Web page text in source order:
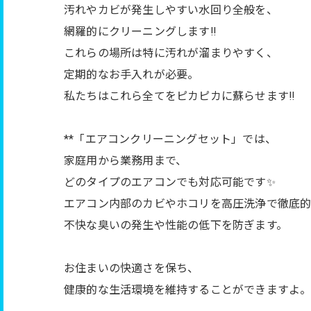
汚れやカビが発生しやすい水回り全般を、
網羅的にクリーニングします‼︎
これらの場所は特に汚れが溜まりやすく、
定期的なお手入れが必要。
私たちはこれら全てをピカピカに蘇らせます‼︎
**「エアコンクリーニングセット」では、
家庭用から業務用まで、
どのタイプのエアコンでも対応可能です✨
エアコン内部のカビやホコリを高圧洗浄で徹底的
不快な臭いの発生や性能の低下を防ぎます。
お住まいの快適さを保ち、
健康的な生活環境を維持することができますよ。